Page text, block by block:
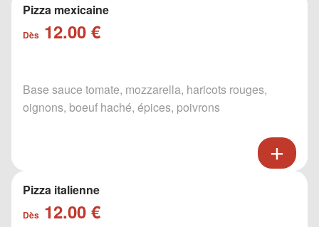
Pizza mexicaine
Dès 12.00 €
Base sauce tomate, mozzarella, haricots rouges,
oignons, boeuf haché, épices, poivrons
Pizza italienne
Dès 12.00 €